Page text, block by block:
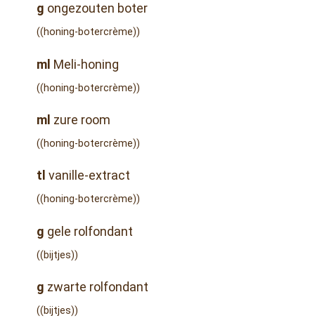
g ongezouten boter
((honing-botercrème))
ml Meli-honing
((honing-botercrème))
ml zure room
((honing-botercrème))
tl vanille-extract
((honing-botercrème))
g gele rolfondant
((bijtjes))
g zwarte rolfondant
((bijtjes))